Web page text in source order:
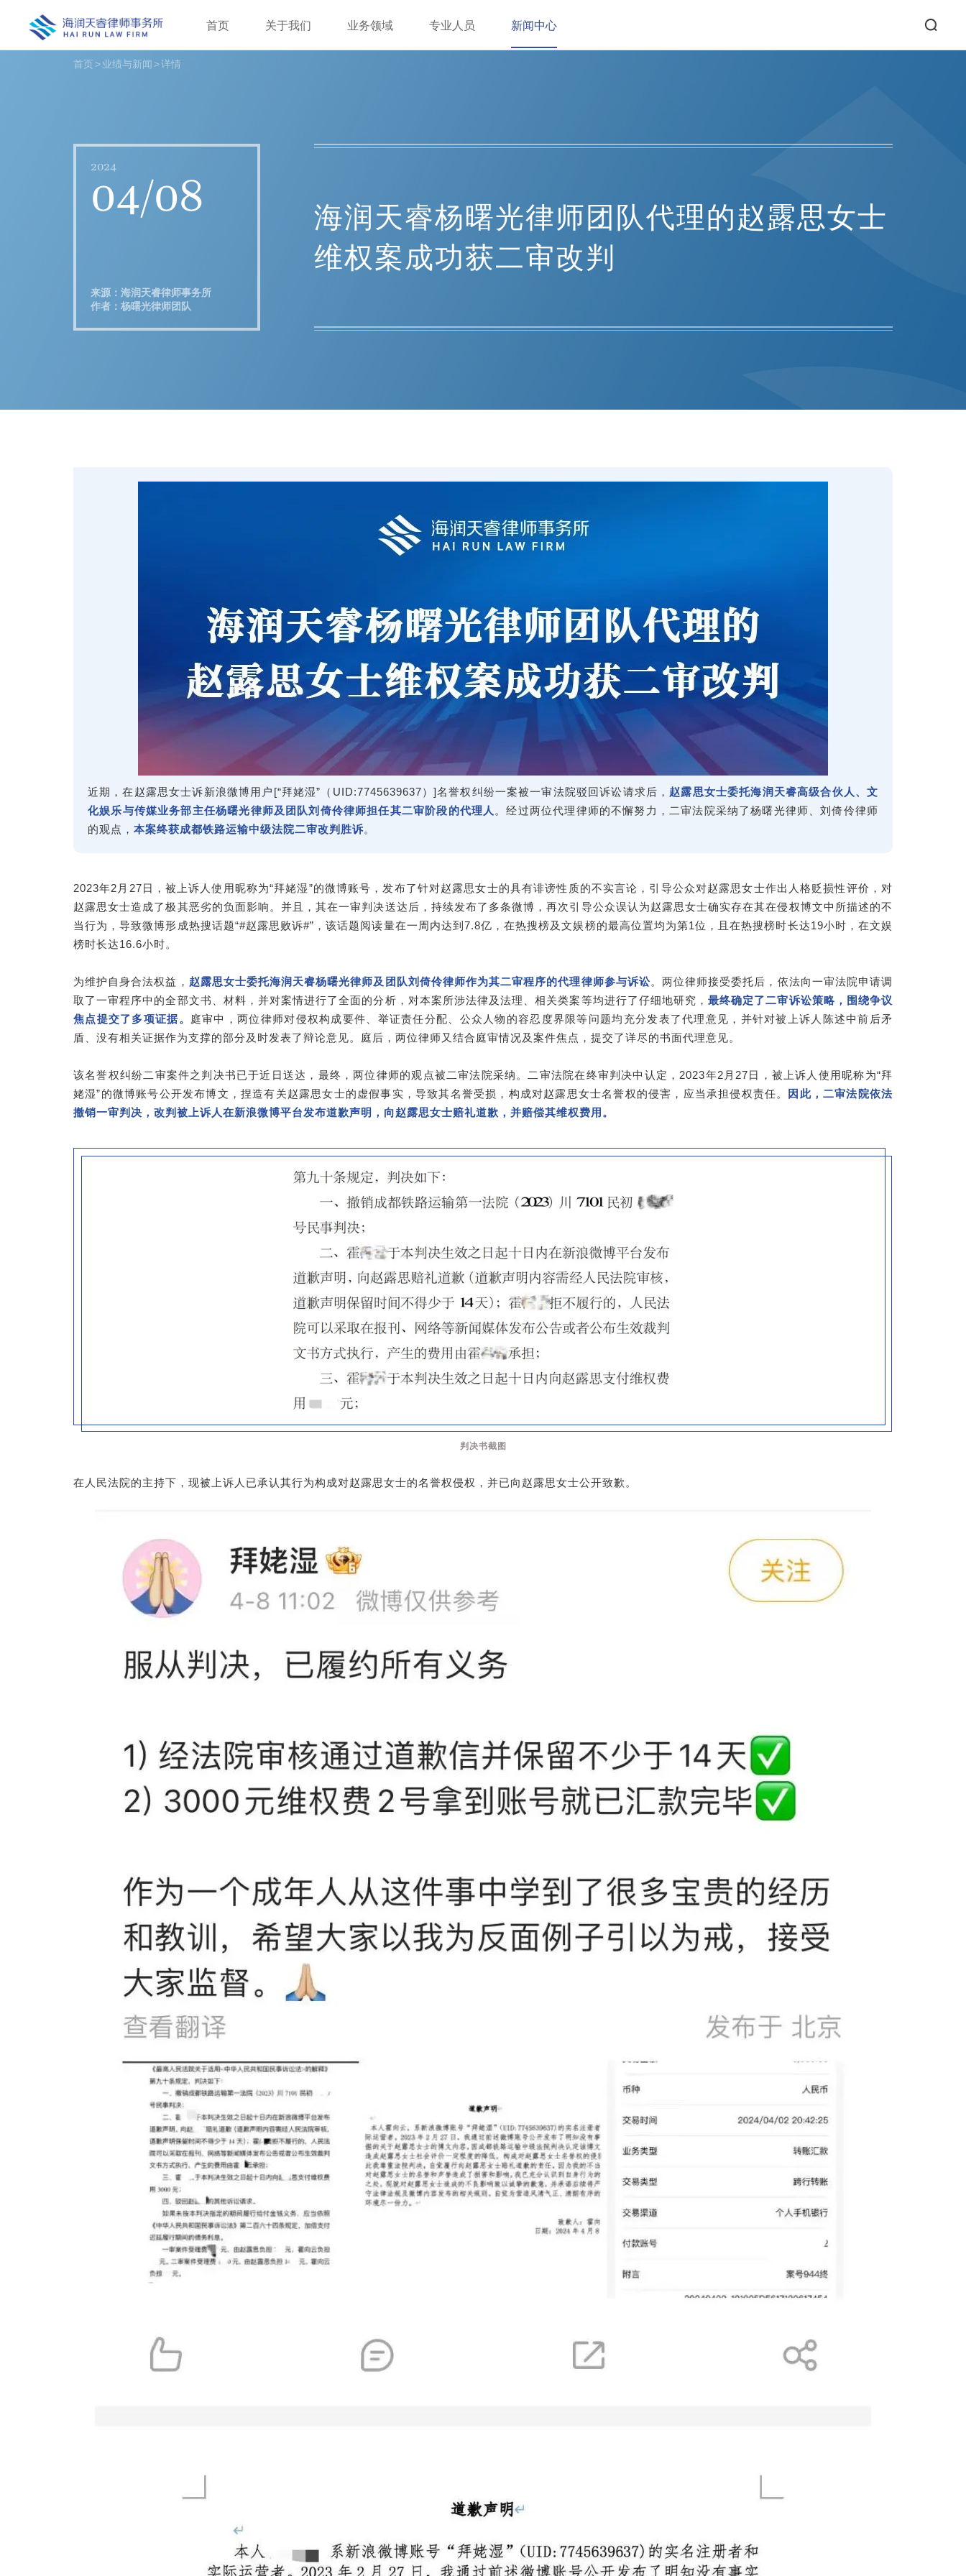
首页 关于我们 业务领域 专业人员 新闻中心
首页 >业绩与新闻 >详情
2024
04/08
来源：海润天睿律师事务所
作者：杨曙光律师团队
海润天睿杨曙光律师团队代理的赵露思女士
维权案成功获二审改判
近期，在赵露思女士诉新浪微博用户[“拜姥湿”（UID:7745639637）]名誉权纠纷一案被一审法院驳回诉讼请求后， 赵露思女士委托海润天睿高级合伙人、文
化娱乐与传媒业务部主任杨曙光律师及团队刘倚伶律师担任其二审阶段的代理人 。经过两位代理律师的不懈努力，二审法院采纳了杨曙光律师、刘倚伶律师
的观点， 本案终获成都铁路运输中级法院二审改判胜诉。
2023年2月27日，被上诉人使用昵称为“拜姥湿”的微博账号，发布了针对赵露思女士的具有诽谤性质的不实言论，引导公众对赵露思女士作出人格贬损性评价，对
赵露思女士造成了极其恶劣的负面影响。并且，其在一审判决送达后，持续发布了多条微博，再次引导公众误认为赵露思女士确实存在其在侵权博文中所描述的不
当行为，导致微博形成热搜话题“#赵露思败诉#”，该话题阅读量在一周内达到7.8亿，在热搜榜及文娱榜的最高位置均为第1位，且在热搜榜时长达19小时，在文娱
榜时长达16.6小时。
为维护自身合法权益， 赵露思女士委托海润天睿杨曙光律师及团队刘倚伶律师作为其二审程序的代理律师参与诉讼。两位律师接受委托后，依法向一审法院申请调
取了一审程序中的全部文书、材料，并对案情进行了全面的分析，对本案所涉法律及法理、相关类案等均进行了仔细地研究，最终确定了二审诉讼策略，围绕争议
焦点提交了多项证据。 庭审中，两位律师对侵权构成要件、举证责任分配、公众人物的容忍度界限等问题均充分发表了代理意见，并针对被上诉人陈述中前后矛
盾、没有相关证据作为支撑的部分及时发表了辩论意见。庭后，两位律师又结合庭审情况及案件焦点，提交了详尽的书面代理意见。
该名誉权纠纷二审案件之判决书已于近日送达，最终，两位律师的观点被二审法院采纳。二审法院在终审判决中认定，2023年2月27日，被上诉人使用昵称为“拜
姥湿”的微博账号公开发布博文，捏造有关赵露思女士的虚假事实，导致其名誉受损，构成对赵露思女士名誉权的侵害，应当承担侵权责任。
因此，二审法院依法
撤销一审判决，改判被上诉人在新浪微博平台发布道歉声明，向赵露思女士赔礼道歉，并赔偿其维权费用。
判决书截图
在人民法院的主持下，现被上诉人已承认其行为构成对赵露思女士的名誉权侵权，并已向赵露思女士公开致歉。